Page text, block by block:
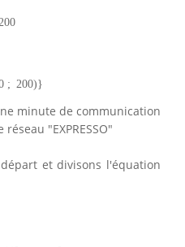
200
; 200)}
minute de communication
"EXPRESSO"
et divisons l'équation